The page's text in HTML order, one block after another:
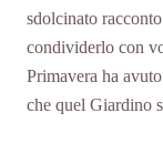
sdolcinato
condividerlo con
Primavera ha
che quel Giardino